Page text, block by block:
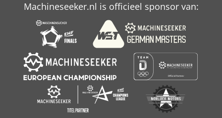
Machineseeker.nl is officieel sponsor van: